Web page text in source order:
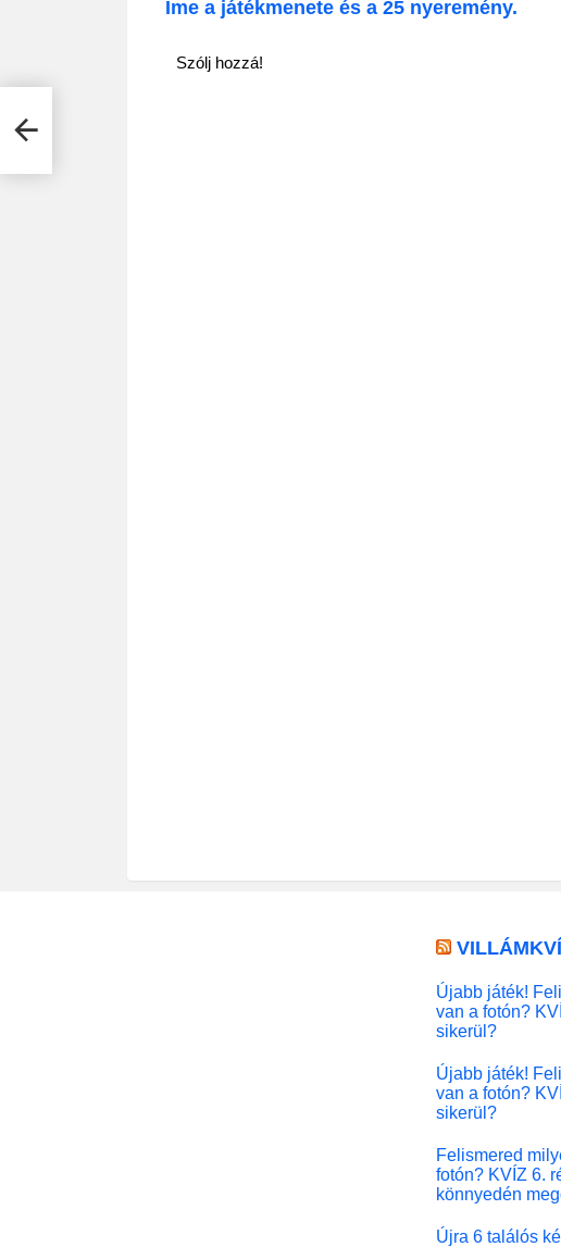
Íme a játékmenete és a 25 nyeremény.
Szólj hozzá!
Újabb játék!
van a fotón?
sikerül?
Újabb játék!
van a fotón?
sikerül?
Felismered
fotón? KVÍZ 6.
könnyedén
Újra 6 találós